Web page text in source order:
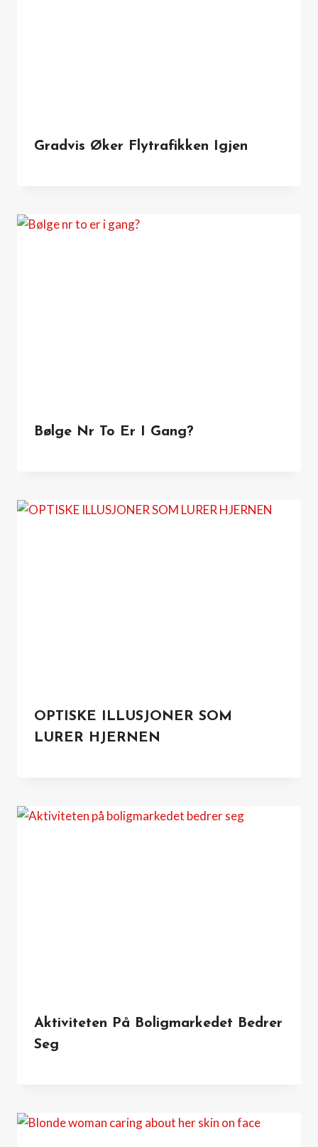
Gradvis Øker Flytrafikken Igjen
Bølge Nr To Er I Gang?
OPTISKE ILLUSJONER SOM
LURER HJERNEN
Aktiviteten På Boligmarkedet Bedrer
Seg